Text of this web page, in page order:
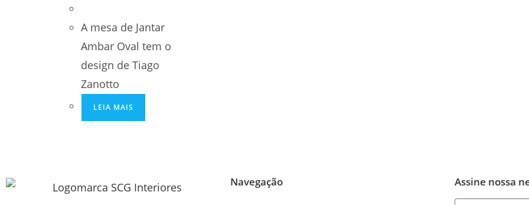
A mesa de Jantar
Ambar Oval tem o
design de Tiago
Zanotto
LEIA MAIS
Navegação Assine nossa